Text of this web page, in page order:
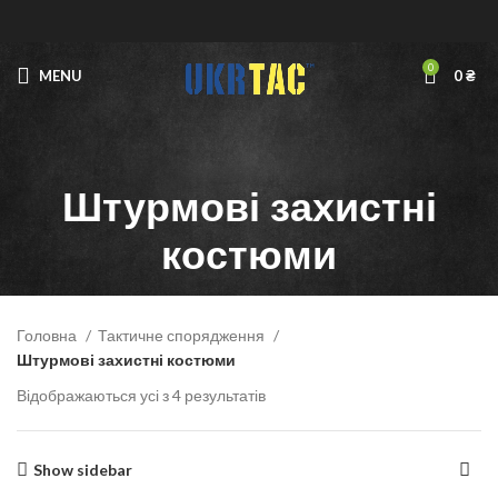
MENU 0 0₴
Штурмові захистні
костюми
Головна
Тактичне спорядження
Штурмові захистні костюми
Відображаються усі з 4 результатів
Show sidebar